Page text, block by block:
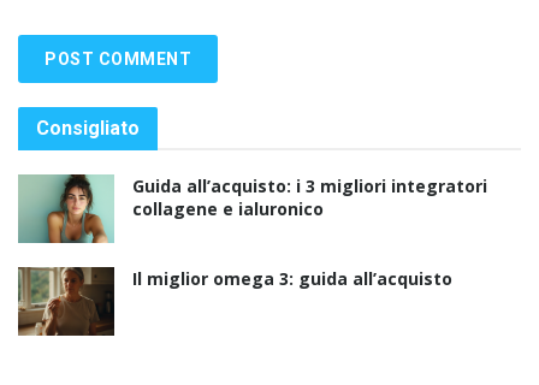
Consigliato
Guida all’acquisto: i 3 migliori integratori
collagene e ialuronico
Il miglior omega 3: guida all’acquisto